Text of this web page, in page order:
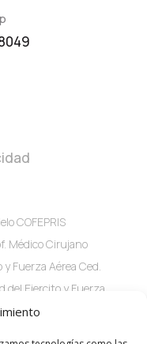
COFEPRIS
Médico Cirujano
Fuerza Aérea Ced.
del Ejercito y Fuerza
consultorio 1 Col.